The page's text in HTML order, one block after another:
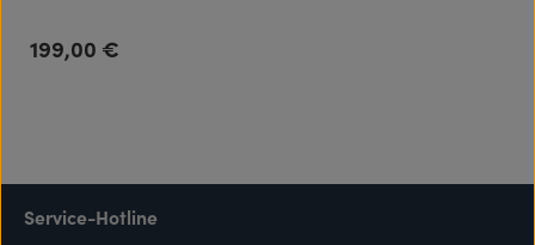
Regulärer Preis:
199,00 €
Service-Hotline